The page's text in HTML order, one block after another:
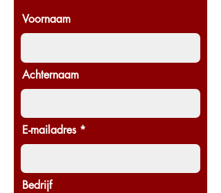
Voornaam
Achternaam
E-mailadres
Bedrijf